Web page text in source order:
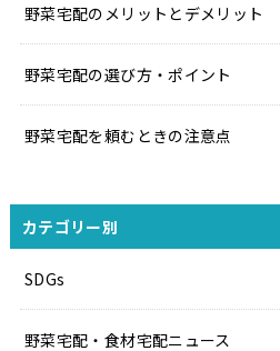
野菜宅配のメリットとデメリット
野菜宅配の選び方・ポイント
野菜宅配を頼むときの注意点
カテゴリー別
SDGs
野菜宅配・食材宅配ニュース